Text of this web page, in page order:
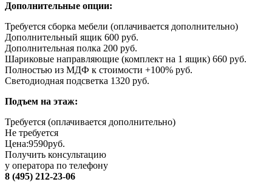
Дополнительные опции:
Требуется сборка мебели (оплачивается дополнительно)
Дополнительный ящик 600 руб.
Дополнительная полка 200 руб.
Шариковые направляющие (комплект на 1 ящик) 660 руб.
Полностью из МДФ к стоимости +100% руб.
Светодиодная подсветка 1320 руб.
Подъем на этаж:
Требуется (оплачивается дополнительно)
Не требуется
Цена:9590руб.
Получить консультацию
у оператора по телефону
8 (495) 212-23-06